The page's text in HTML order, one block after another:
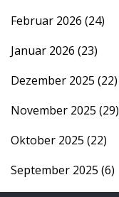
Februar 2026 (24)
Januar 2026 (23)
Dezember 2025 (22)
November 2025 (29)
Oktober 2025 (22)
September 2025 (6)